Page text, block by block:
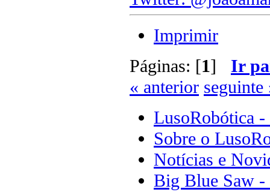
Imprimir
Páginas: [1] Ir
« anterior seguinte
LusoRobótica -
Sobre o
Notícias e
Big Blue Saw -